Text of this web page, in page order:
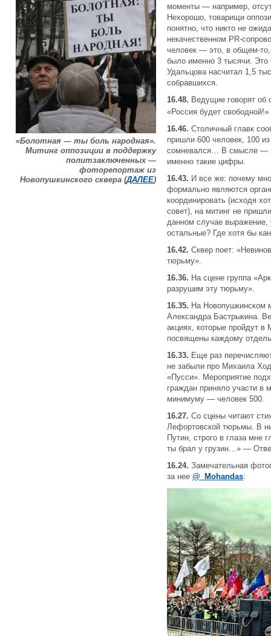
«Болотная — ты боль народная».
Митинг оппозиции в поддержку
политзаключенных —
фоторепортаж из
Новопушкинского сквера (ДАЛЕЕ)
моменты — например,
Нехорошо, товарищи
понятно, что никто не
некачественном PR-
человек — это, в общем-
было именно 3 тысячи. Это
Удальцова насчитал 1,5
собравшихся.
16.48. Ведущие говорят об
«Россия будет свободной!»
16.46. Столичный главк
пришли 600 человек, 100
сомневался… В смысле —
именно такие цифры.
16.43. И все же: почему
формально являются
координировать (исходя
совет), на митинг не
данном случае выражение,
остальные? Где хотя бы
16.42. Сквер поет:
тюрьму».
16.36. На сцене группа
разрушим эту тюрьму».
16.35. На Новопушкинском
Александра Бастрыкина.
акциях, которые пройдут в
посвящены каждому
16.33. Еще раз
не забыли про Михаила
«Пусси». Мероприятие
граждан приняло участи в
минимуму — человек 500.
16.27. Со сцены читают
Лефортовской тюрьмы. В
Путин, строго в глаза мне
ты брал у грузин…» —
16.24. Замечательная
за нее @_Mohandas: